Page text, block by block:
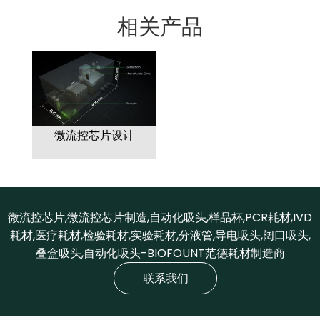
相关产品
微流控芯片设计
微流控芯片,微流控芯片制造,自动化吸头,样品杯,PCR耗材,IVD
耗材,医疗耗材,检验耗材,实验耗材,分液管,导电吸头,阔口吸头,
叠盒吸头,自动化吸头-BIOFOUNT范德耗材制造商
联系我们